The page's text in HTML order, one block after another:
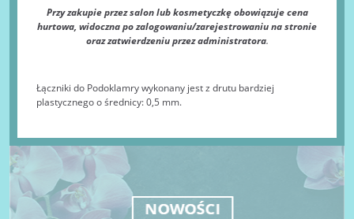
Przy zakupie przez salon lub kosmetyczkę obowiązuje cena
hurtowa, widoczna po zalogowaniu/zarejestrowaniu na stronie
oraz zatwierdzeniu przez administratora.
Łączniki do Podoklamry wykonany jest z drutu bardziej
plastycznego o średnicy: 0,5 mm.